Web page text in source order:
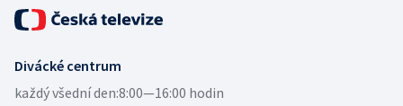
Divácké centrum
každý všední den:8:00—16:00 hodin